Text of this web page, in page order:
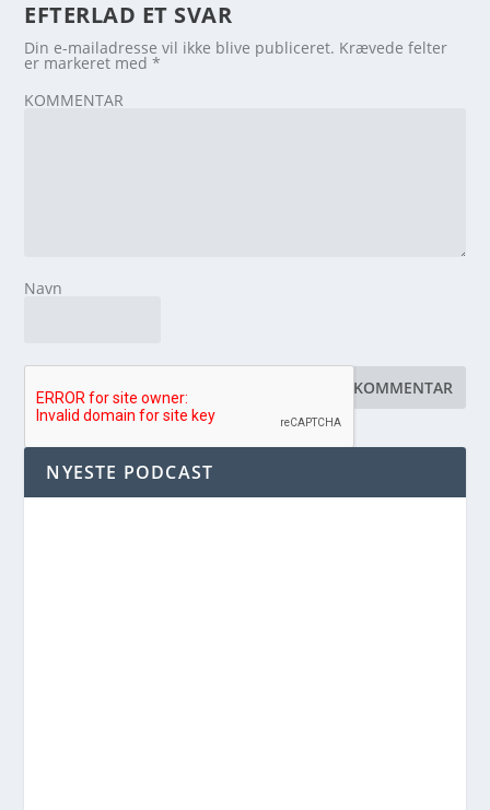
EFTERLAD ET SVAR
Din e-mailadresse vil ikke blive publiceret. Krævede felter
er markeret med*
KOMMENTAR
Navn
NYESTE PODCAST